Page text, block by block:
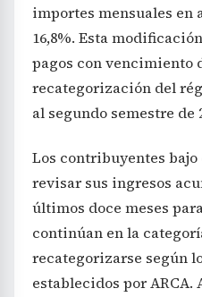
importes mensuales en
16,8%. Esta
pagos con vencimiento
recategorización del
al segundo semestre de
Los contribuyentes
revisar sus ingresos
últimos doce meses
continúan en la
recategorizarse según
establecidos por ARCA.